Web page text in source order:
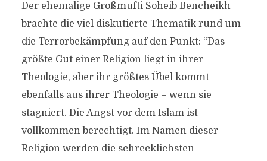
Der ehemalige Großmufti Soheib Bencheikh
brachte die viel diskutierte Thematik rund um
die Terrorbekämpfung auf den Punkt: “Das
größte Gut einer Religion liegt in ihrer
Theologie, aber ihr größtes Übel kommt
ebenfalls aus ihrer Theologie – wenn sie
stagniert. Die Angst vor dem Islam ist
vollkommen berechtigt. Im Namen dieser
Religion werden die schrecklichsten